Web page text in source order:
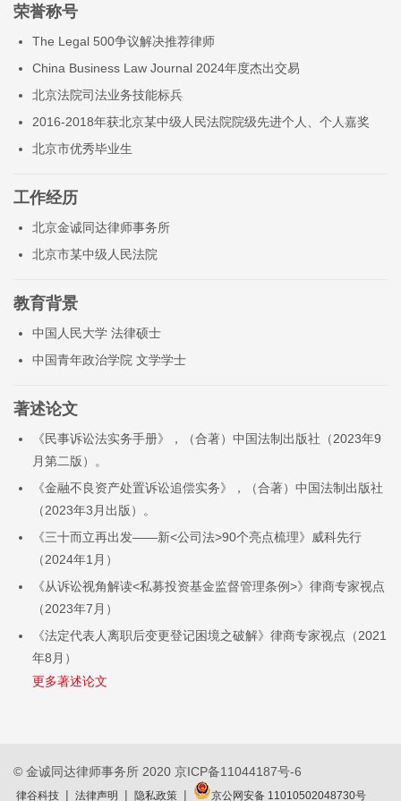
荣誉称号
The Legal 500争议解决推荐律师
China Business Law Journal 2024年度杰出交易
北京法院司法业务技能标兵
2016-2018年获北京某中级人民法院院级先进个人、个人嘉奖
北京市优秀毕业生
工作经历
北京金诚同达律师事务所
北京市某中级人民法院
教育背景
中国人民大学 法律硕士
中国青年政治学院 文学学士
著述论文
《民事诉讼法实务手册》，（合著）中国法制出版社（2023年9
月第二版）。
《金融不良资产处置诉讼追偿实务》，（合著）中国法制出版社
（2023年3月出版）。
《三十而立再出发——新<公司法>90个亮点梳理》威科先行
（2024年1月）
《从诉讼视角解读<私募投资基金监督管理条例>》律商专家视点
（2023年7月）
《法定代表人离职后变更登记困境之破解》律商专家视点（2021
年8月）
© 金诚同达律师事务所 2020 京ICP备11044187号-6
律谷科技 | 法律声明 | 隐私政策 | 京公网安备 11010502048730号